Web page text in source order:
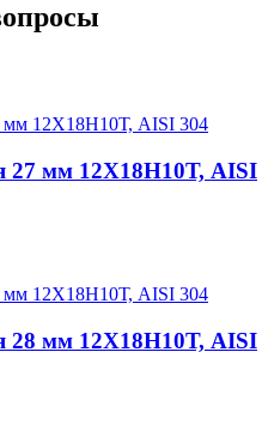
27 мм 12Х18Н10Т, AISI
28 мм 12Х18Н10Т, AISI